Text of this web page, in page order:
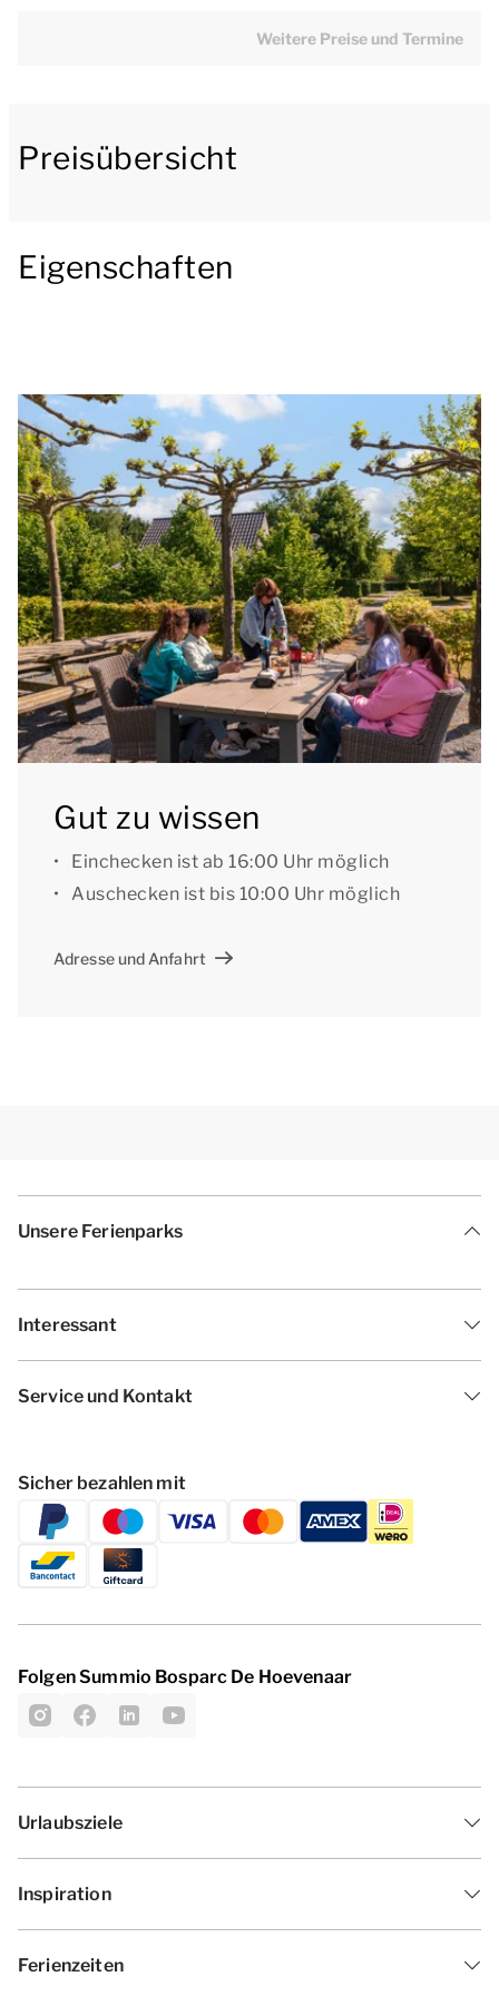
mit Gefrierfach und Filterkaffeemaschine
geräumiges Badezimmer, ein Wellnessbereich und 2
Der Wellnessbereich verfügt über einen Whirlpool
und eine Sauna.
Der Garten verfügt über eine überdachte Terrasse
mit Gartenmöbeln. Außerdem gibt es einen
Außenabstellraum mit einer Ladestation für
Elektrofahrräder.
Sie können das kostenlose WLAN nutzen, und an der
Unterkunft befindet sich ein Parkplatz für maximal 2
Autos.
[i]Die Unterkünfte können anders eingeteilt und
eingerichtet sein. Grundrisse und Abbildungen
Weitere Preise und Termine
Preisübersicht
Eigenschaften
Gut zu wissen
Einchecken ist ab 16:00 Uhr möglich
Auschecken ist bis 10:00 Uhr möglich
Adresse und Anfahrt
Unsere Ferienparks
Interessant
Service und Kontakt
Sicher bezahlen mit
Folgen Summio Bosparc De Hoevenaar
Urlaubsziele
Inspiration
Ferienzeiten